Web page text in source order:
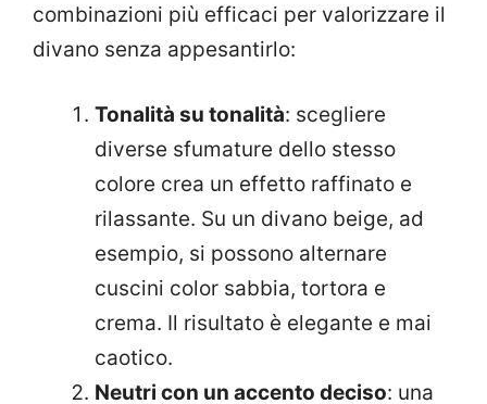
combinazioni più efficaci per valorizzare il
divano senza appesantirlo:
Tonalità su tonalità: scegliere
diverse sfumature dello stesso
colore crea un effetto raffinato e
rilassante. Su un divano beige, ad
esempio, si possono alternare
cuscini color sabbia, tortora e
crema. Il risultato è elegante e mai
caotico.
Neutri con un accento deciso: una